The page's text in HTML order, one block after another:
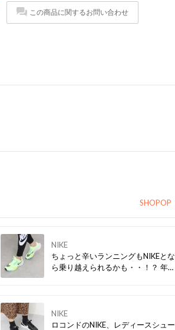
この商品に関するお問い合わせ
SHOPOP
NIKE
ちょっと辛いランニングもNIKEとな
ら乗り越えられるかも・・！？ 年末
NIKE
ロコンドのNIKE、レディースシュー